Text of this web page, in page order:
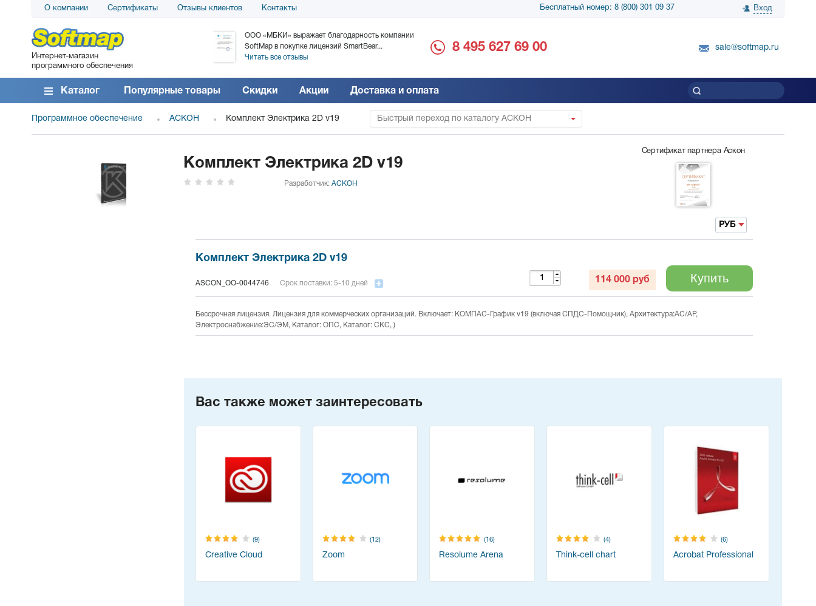
О компании Сертификаты Отзывы клиентов Контакты Бесплатный номер: 8 (800) 301 09 37 Вход
Интернет-магазин
программного обеспечения
АО «АТС» благодарит компанию SoftMap за
поставку программного обеспечения SolarWinds
DameWare...
Читать все отзывы
ООО «МБКИ» выражает благодарность компании
SoftMap в покупке лицензий SmartBear...
Читать все отзывы
благодарность за поставку SnapGene...
благодарность SoftMap за помощь в
8 495 627 69 00 sale@softmap.ru
Каталог Популярные товары Скидки Акции Доставка и оплата
Программное обеспечение АСКОН Комплект Электрика 2D v19 Быстрый переход по каталогу АСКОН
Комплект Электрика 2D v19
Разработчик: АСКОН
Сертификат партнера Аскон
РУБ
Комплект Электрика 2D v19
ASCON_ОО-0044746 Срок поставки: 5-10 дней 114 000 руб Купить
Бессрочная лицензия. Лицензия для коммерческих организаций. Включает: КОМПАС-График v19 (включая СПДС-Помощник), Архитектура:АС/АР,
Электроснабжение:ЭС/ЭМ, Каталог: ОПС, Каталог: СКС, )
Вас также может заинтересовать
(9)
Creative Cloud
(12)
Zoom
(16)
Resolume Arena
(4)
Think-cell chart
(6)
Acrobat Professional